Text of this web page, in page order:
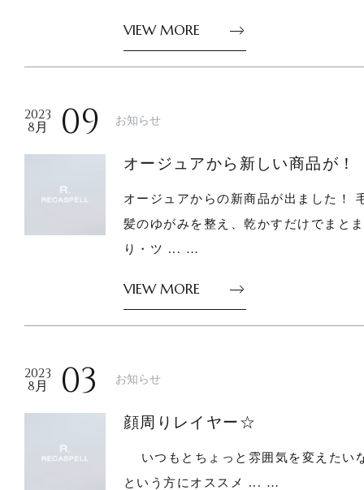
VIEW MORE
2023
8月 09 お知らせ
オージュアから新しい商品が！
オージュアからの新商品が出ました！
髪のゆがみを整え、乾かすだけでまとま
り・ツ ... …
VIEW MORE
2023
8月 03 お知らせ
顔周りレイヤー☆
いつもとちょっと雰囲気を変えたい
という方にオススメ ... …